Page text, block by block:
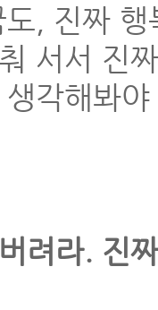
, 진짜
서서 진
각해봐
려라. 진